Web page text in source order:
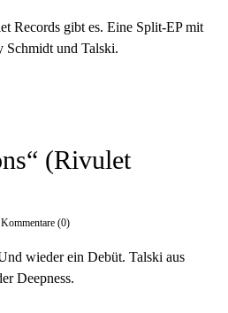
Records gibt es. Eine Split-EP mit
Schmidt und Talski.
(Rivulet
(0)
wieder ein Debüt. Talski aus
Deepness.